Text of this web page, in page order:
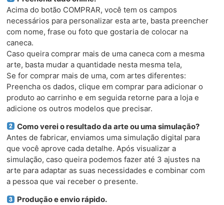
Acima do botão COMPRAR, você tem os campos
necessários para personalizar esta arte, basta preencher
com nome, frase ou foto que gostaria de colocar na
caneca.
Caso queira comprar mais de uma caneca com a mesma
arte, basta mudar a quantidade nesta mesma tela,
Se for comprar mais de uma, com artes diferentes:
Preencha os dados, clique em comprar para adicionar o
produto ao carrinho e em seguida retorne para a loja e
adicione os outros modelos que precisar.
Como verei o resultado da arte ou uma simulação?
Antes de fabricar, enviamos uma simulação digital para
que você aprove cada detalhe. Após visualizar a
simulação, caso queira podemos fazer até 3 ajustes na
arte para adaptar as suas necessidades e combinar com
a pessoa que vai receber o presente.
Produção e envio rápido.